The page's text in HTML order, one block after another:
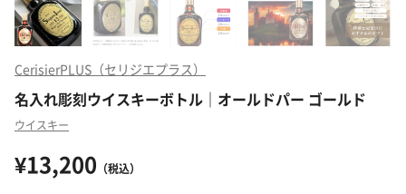
CerisierPLUS（セリジエプラス）
名入れ彫刻ウイスキーボトル｜オールドパー ゴールド
ウイスキー
¥13,200 （税込）